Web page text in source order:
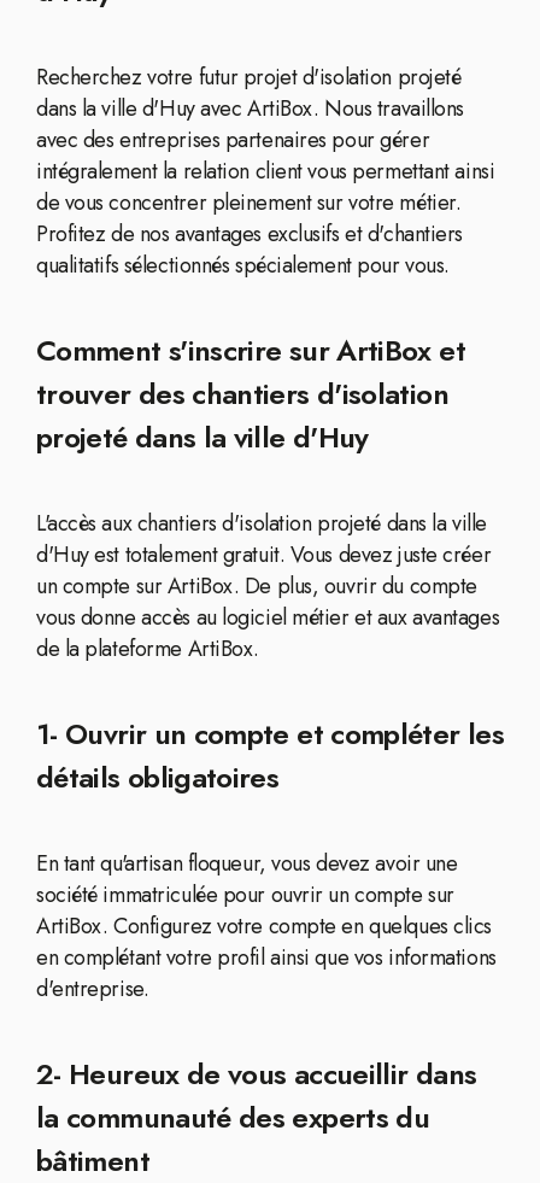
Recherchez votre futur projet d'isolation projeté
dans la ville d'Huy avec ArtiBox. Nous travaillons
avec des entreprises partenaires pour gérer
intégralement la relation client vous permettant ainsi
de vous concentrer pleinement sur votre métier.
Profitez de nos avantages exclusifs et d'chantiers
qualitatifs sélectionnés spécialement pour vous.
Comment s'inscrire sur ArtiBox et
trouver des chantiers d'isolation
projeté dans la ville d'Huy
L'accès aux chantiers d'isolation projeté dans la ville
d'Huy est totalement gratuit. Vous devez juste créer
un compte sur ArtiBox. De plus, ouvrir du compte
vous donne accès au logiciel métier et aux avantages
de la plateforme ArtiBox.
1- Ouvrir un compte et compléter les
détails obligatoires
En tant qu'artisan floqueur, vous devez avoir une
société immatriculée pour ouvrir un compte sur
ArtiBox. Configurez votre compte en quelques clics
en complétant votre profil ainsi que vos informations
d'entreprise.
2- Heureux de vous accueillir dans
la communauté des experts du
bâtiment